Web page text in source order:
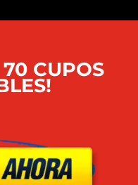
70 CUPOS
!